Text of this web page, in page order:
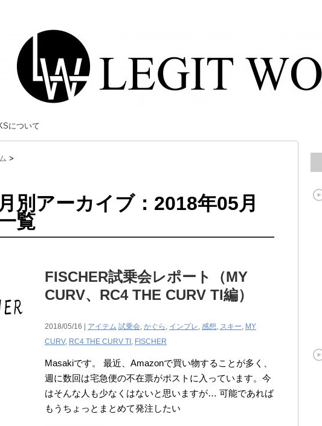
について
>
月別アーカイブ：2018年05月
覧
FISCHER試乗会レポート（MY
CURV、RC4 THE CURV TI編）
2018/05/16 | アイテム 試乗会, かぐら , インプレ, 感想, スキー, MY
CURV, RC4 THE CURV TI , FISCHER
Masakiです。 最近、Amazonで買い物することが多く、
週に数回は宅急便の不在票がポストに入っています。今
はそんな人も少なくはないと思いますが… 可能であれば
もうちょっとまとめて発注したい